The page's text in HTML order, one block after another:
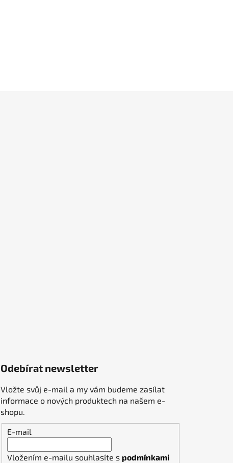
Odebírat newsletter
Vložte svůj e-mail a my vám budeme zasílat
informace o nových produktech na našem e-
shopu.
E-mail
Vložením e-mailu souhlasíte s podmínkami